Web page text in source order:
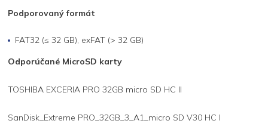
Podporovaný formát
FAT32 (≤ 32 GB), exFAT (> 32 GB)
Odporúčané MicroSD karty
TOSHIBA EXCERIA PRO 32GB micro SD HC II
SanDisk_Extreme PRO_32GB_3_A1_micro SD V30 HC I